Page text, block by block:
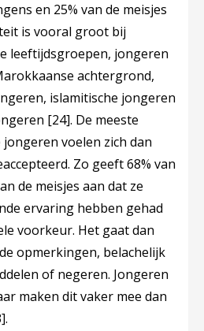
en 25% van de meisjes
is vooral groot bij
leeftijdsgroepen, jongeren
achtergrond,
islamitische jongeren
[24]. De meeste
voelen zich dan
Zo geeft 68% van
de meisjes aan dat ze
ervaring hebben gehad
voorkeur. Het gaat dan
opmerkingen, belachelijk
of negeren. Jongeren
maken dit vaker mee dan
.